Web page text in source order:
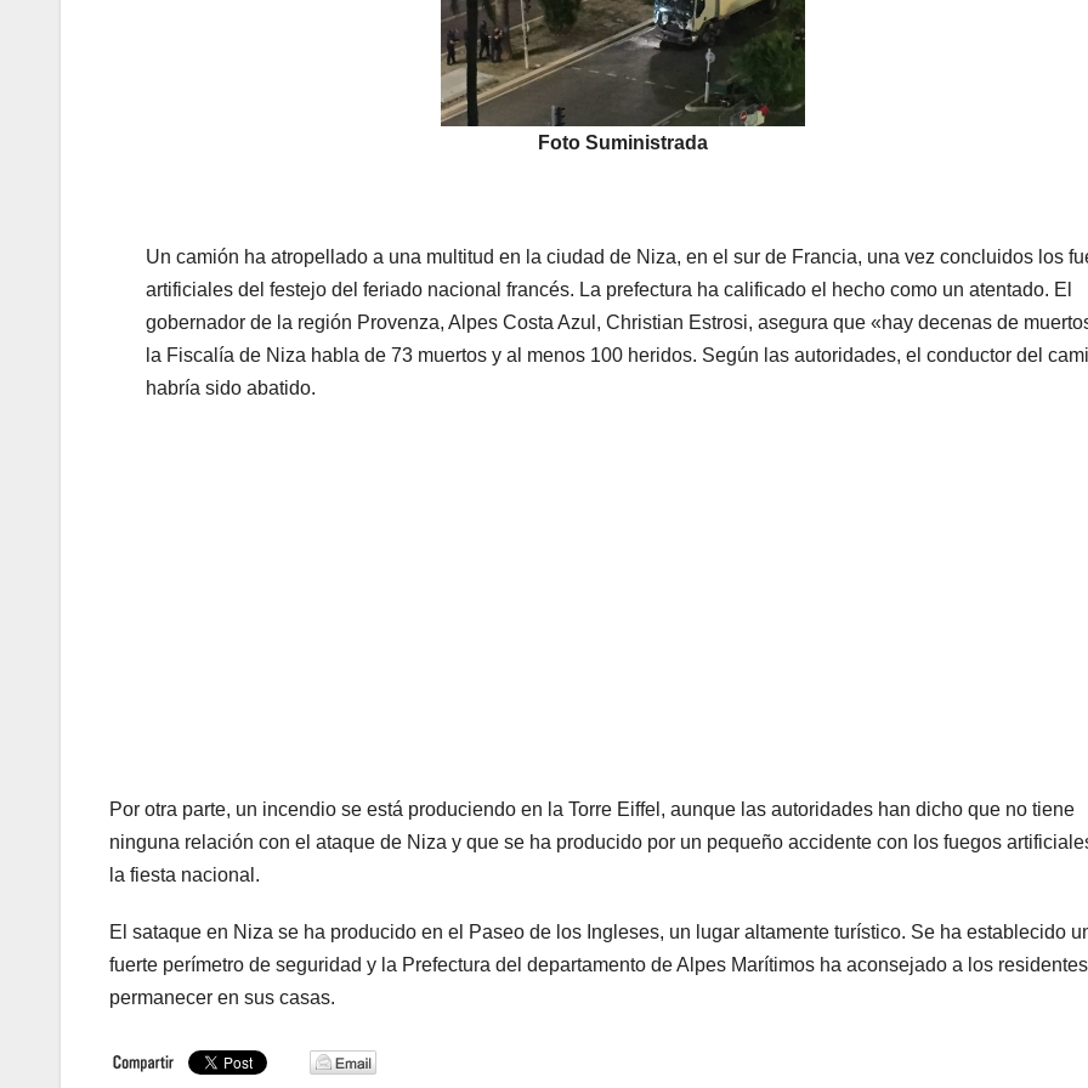
Foto Suministrada
Un camión ha atropellado a una multitud en la ciudad de Niza, en el sur de Francia, una vez concluidos los
artificiales del festejo del feriado nacional francés. La prefectura ha calificado el hecho como un atentado. El
gobernador de la región Provenza, Alpes Costa Azul, Christian Estrosi, asegura que «hay decenas de
la Fiscalía de Niza habla de 73 muertos y al menos 100 heridos. Según las autoridades, el conductor del
habría sido abatido.
Por otra parte, un incendio se está produciendo en la Torre Eiffel, aunque las autoridades han dicho que no tiene
ninguna relación con el ataque de Niza y que se ha producido por un pequeño accidente con los fuegos
la fiesta nacional.
El sataque en Niza se ha producido en el Paseo de los Ingleses, un lugar altamente turístico. Se ha establecido
fuerte perímetro de seguridad y la Prefectura del departamento de Alpes Marítimos ha aconsejado a los residentes
permanecer en sus casas.